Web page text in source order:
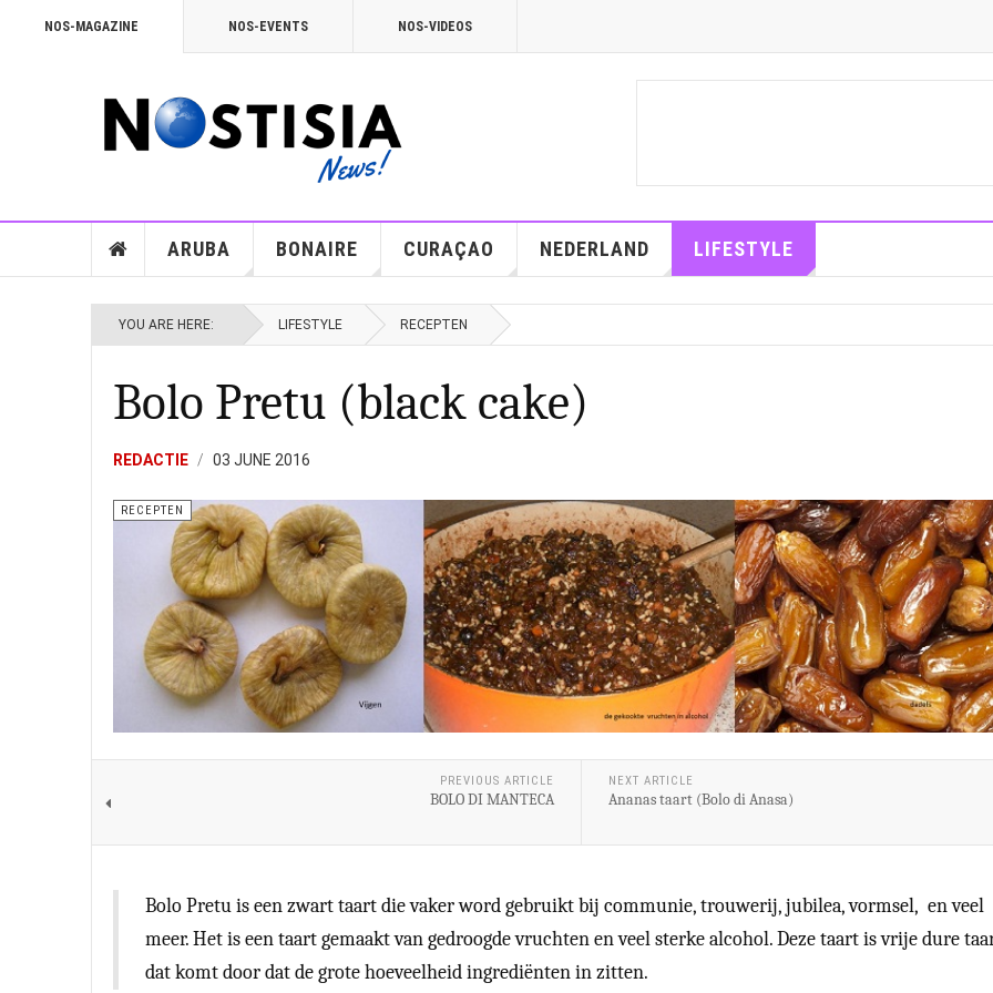
NOS-MAGAZINE NOS-EVENTS NOS-VIDEOS
ARUBA BONAIRE CURAÇAO NEDERLAND LIFESTYLE
YOU ARE HERE: LIFESTYLE RECEPTEN
Bolo Pretu (black cake)
REDACTIE 03 JUNE 2016
RECEPTEN
PREVIOUS ARTICLE
BOLO DI MANTECA
NEXT ARTICLE
Ananas taart (Bolo di Anasa)
Bolo Pretu is een zwart taart die vaker word gebruikt bij communie, trouwerij, jubilea, vormsel, en veel
meer. Het is een taart gemaakt van gedroogde vruchten en veel sterke alcohol. Deze taart is vrije dure
dat komt door dat de grote hoeveelheid ingrediënten in zitten.